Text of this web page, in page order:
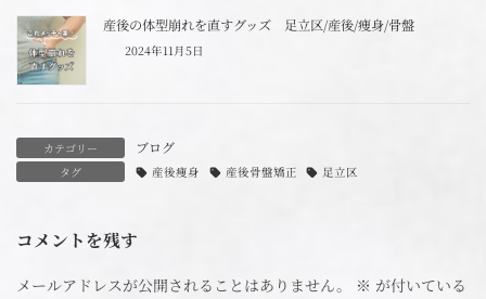
産後の体型崩れを直すグッズ 足立区/産後/痩身/骨盤
2024年11月5日
カテゴリー ブログ
タグ 産後痩身 産後骨盤矯正 足立区
コメントを残す
メールアドレスが公開されることはありません。 ※ が付いている